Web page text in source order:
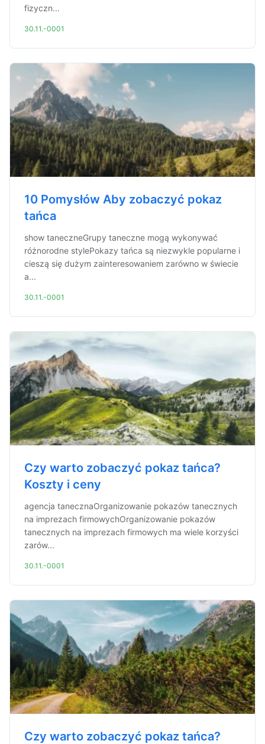
fizyczn...
30.11.-0001
10 Pomysłów Aby zobaczyć pokaz
tańca
show taneczneGrupy taneczne mogą wykonywać
różnorodne stylePokazy tańca są niezwykle popularne i
cieszą się dużym zainteresowaniem zarówno w świecie
a...
30.11.-0001
Czy warto zobaczyć pokaz tańca?
Koszty i ceny
agencja tanecznaOrganizowanie pokazów tanecznych
na imprezach firmowychOrganizowanie pokazów
tanecznych na imprezach firmowych ma wiele korzyści
zarów...
30.11.-0001
Czy warto zobaczyć pokaz tańca?